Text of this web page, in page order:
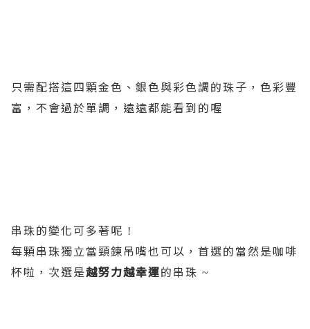
只需配搭這四顆金色、銀色與彩色調的珠子，色彩豐
富，不會過於單調，遠遠都能看到的喔
串珠的變化可多著呢 !
每顆串珠獨立當頸鍊吊嘴也可以，首選的當然是咖啡
杯啦，次選是越努力越幸運的串珠 ~